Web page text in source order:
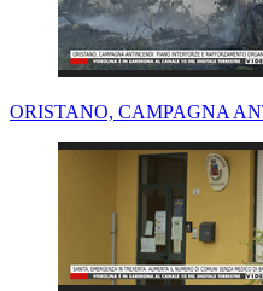
ORISTANO, CAMPAGNA